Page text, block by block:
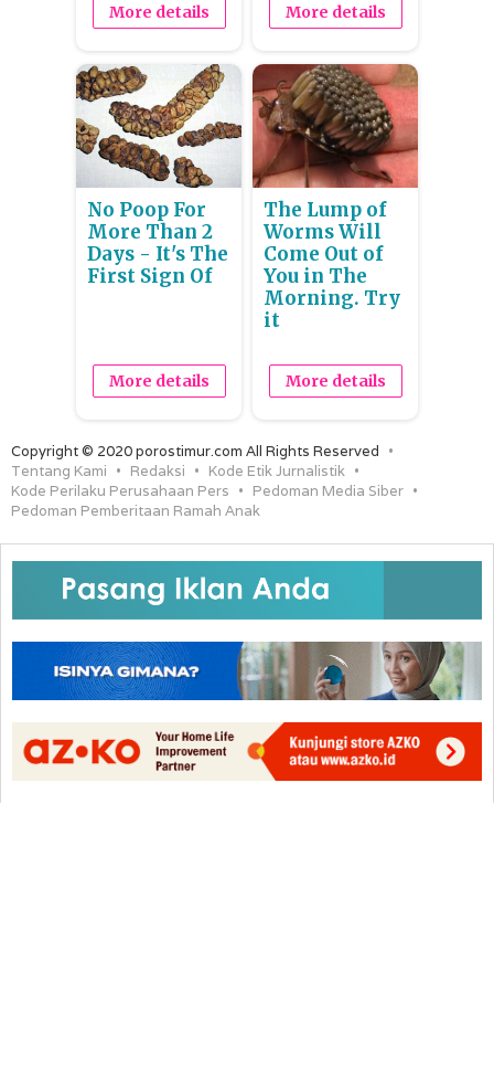
More details More details
No Poop For
More Than 2
Days - It's The
First Sign Of
More details
The Lump of
Worms Will
Come Out of
You in The
Morning. Try
it
More details
Copyright © 2020 porostimur.com All Rights Reserved
Tentang Kami
Redaksi
Kode Etik Jurnalistik
Kode Perilaku Perusahaan Pers
Pedoman Media Siber
Pedoman Pemberitaan Ramah Anak